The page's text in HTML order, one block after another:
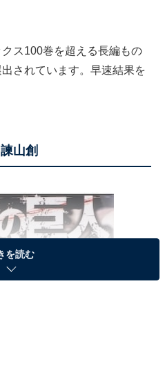
ス100巻を超える長編もの
されています。早速結果を
山創
を読む